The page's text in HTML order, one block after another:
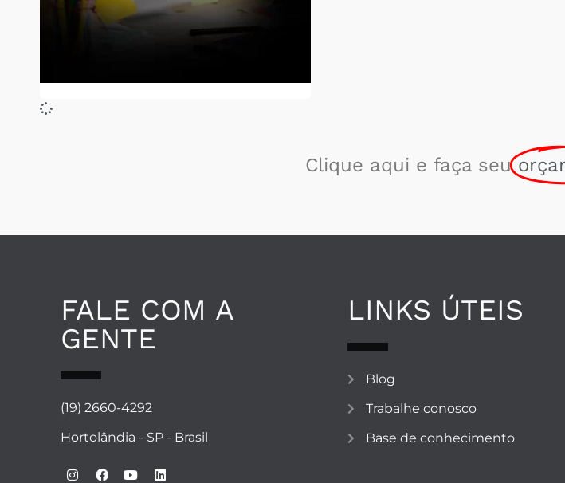
Clique aqui e faça seu
FALE COM A
GENTE
(19) 2660-4292
Hortolândia - SP - Brasil
LINKS ÚTEIS
Blog
Trabalhe conosco
Base de conhecimento